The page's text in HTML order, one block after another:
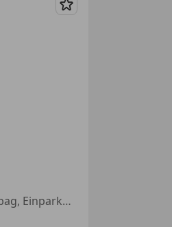
Merken
Allrad, Luftfederung, Spoiler, Anhängerkupplung, Airbag hinten, Abstandstempomat, Fahrerairbag, Einparkhilfe Rückfahrkamera